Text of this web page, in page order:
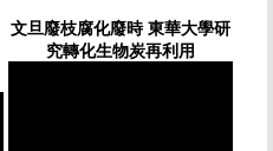
文旦廢枝腐化廢時 東華大學研
究轉化生物炭再利用